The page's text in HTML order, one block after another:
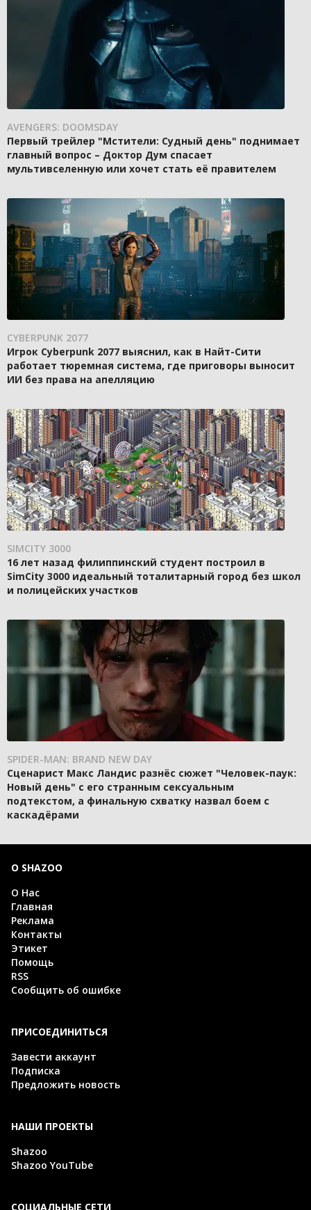
AVENGERS: DOOMSDAY
Первый трейлер "Мстители: Судный день" поднимает
главный вопрос – Доктор Дум спасает
мультивселенную или хочет стать её правителем
CYBERPUNK 2077
Игрок Cyberpunk 2077 выяснил, как в Найт-Сити
работает тюремная система, где приговоры выносит
ИИ без права на апелляцию
SIMCITY 3000
16 лет назад филиппинский студент построил в
SimCity 3000 идеальный тоталитарный город без школ
и полицейских участков
SPIDER-MAN: BRAND NEW DAY
Сценарист Макс Ландис разнёс сюжет "Человек-паук:
Новый день" с его странным сексуальным
подтекстом, а финальную схватку назвал боем с
каскадёрами
О SHAZOO
О Нас
Главная
Реклама
Контакты
Этикет
Помощь
RSS
Сообщить об ошибке
ПРИСОЕДИНИТЬСЯ
Завести аккаунт
Подписка
Предложить новость
НАШИ ПРОЕКТЫ
Shazoo
Shazoo YouTube
СОЦИАЛЬНЫЕ СЕТИ